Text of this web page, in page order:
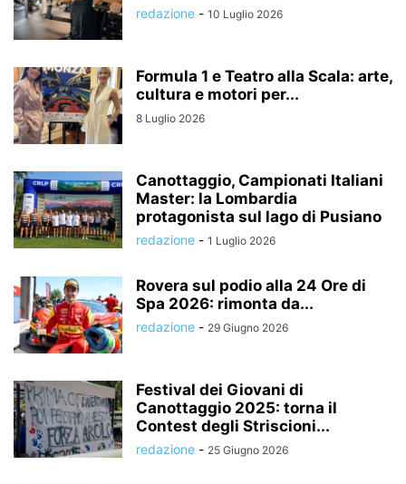
redazione - 10 Luglio 2026
Formula 1 e Teatro alla Scala: arte,
cultura e motori per...
8 Luglio 2026
Canottaggio, Campionati Italiani
Master: la Lombardia
protagonista sul lago di Pusiano
redazione - 1 Luglio 2026
Rovera sul podio alla 24 Ore di
Spa 2026: rimonta da...
redazione - 29 Giugno 2026
Festival dei Giovani di
Canottaggio 2025: torna il
Contest degli Striscioni...
redazione - 25 Giugno 2026